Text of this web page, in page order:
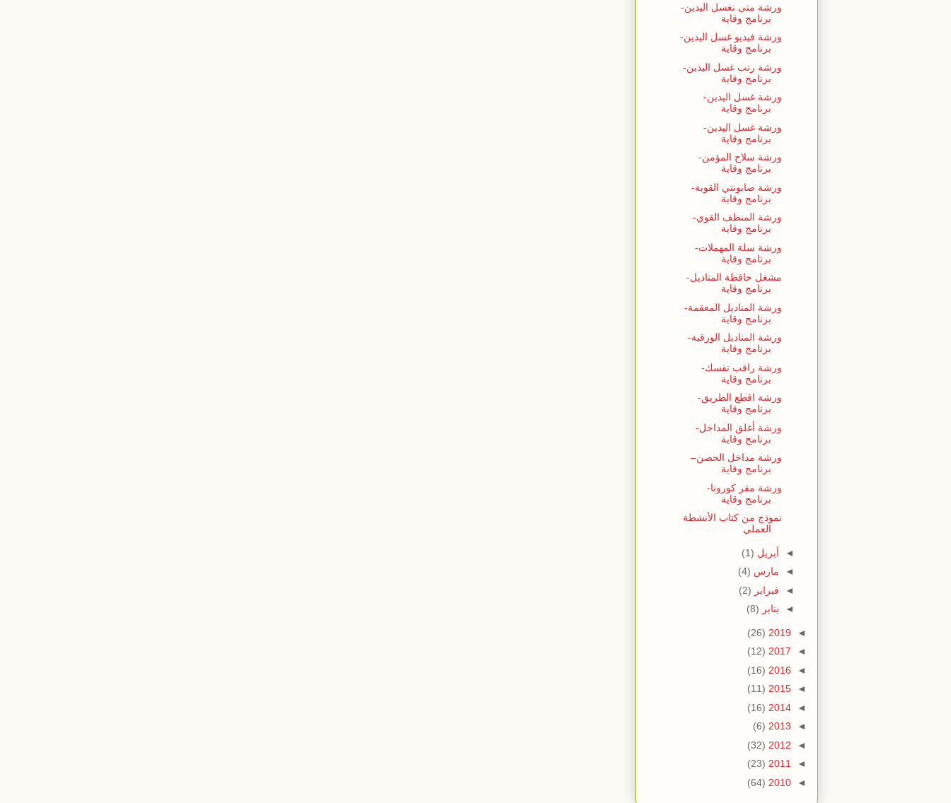
ورشة متى نغسل اليدين-
برنامج وقاية
ورشة فيديو غسل اليدين-
برنامج وقاية
ورشة رتب غسل اليدين-
برنامج وقاية
ورشة غسل اليدين-
برنامج وقاية
ورشة غسل اليدين-
برنامج وقاية
ورشة سلاح المؤمن-
برنامج وقاية
ورشة صابونتي القوية-
برنامج وقاية
ورشة المنظف القوي-
برنامج وقاية
ورشة سلة المهملات-
برنامج وقاية
مشغل حافظة المناديل-
برنامج وقاية
ورشة المناديل المعقمة-
برنامج وقاية
ورشة المناديل الورقية-
برنامج وقاية
ورشة راقب نفسك-
برنامج وقاية
ورشة اقطع الطريق-
برنامج وقاية
ورشة أغلق المداخل-
برنامج وقاية
ورشة مداخل الحصن–
برنامج وقاية
ورشة مقر كورونا-
برنامج وقاية
نموذج من كتاب الأنشطة
العملي
◄ أبريل (1)
◄ مارس (4)
◄ فبراير (2)
◄ يناير (8)
◄
2019
(26)
◄
2017
(12)
◄
2016
(16)
◄
2015
(11)
◄
2014
(16)
◄
2013
(6)
◄
2012
(32)
◄
2011
(23)
◄
2010
(64)